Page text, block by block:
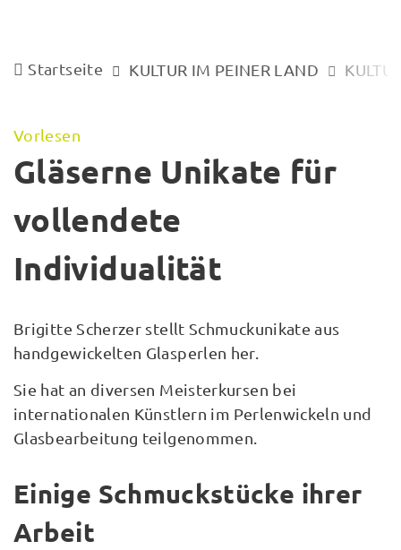
Startseite KULTUR IM PEINER LAND
Vorlesen
Gläserne Unikate für
vollendete
Individualität
Brigitte Scherzer stellt Schmuckunikate aus
handgewickelten Glasperlen her.
Sie hat an diversen Meisterkursen bei
internationalen Künstlern im Perlenwickeln und
Glasbearbeitung teilgenommen.
Einige Schmuckstücke ihrer
Arbeit